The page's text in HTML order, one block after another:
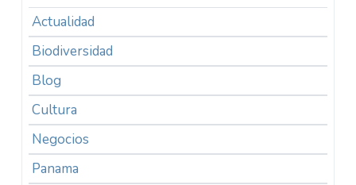
Actualidad
Biodiversidad
Blog
Cultura
Negocios
Panama